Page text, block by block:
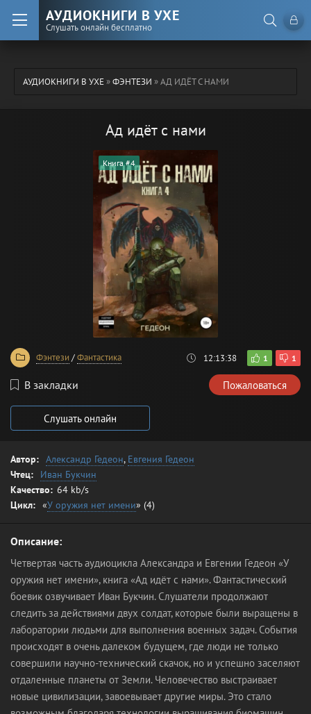
АУДИОКНИГИ В УХЕ
Слушать онлайн бесплатно
АУДИОКНИГИ В УХЕ»ФЭНТЕЗИ » АД ИДЁТ С НАМИ
Ад идёт с нами
Книга #4
Фэнтези /Фантастика 12:13:38 1 1
В закладки Пожаловаться
Слушать онлайн
Автор: Александр Гедеон, Евгения Гедеон
Чтец:
Иван Букчин
Качество: 64 kb/s
Цикл: «У оружия нет имени» (4)
Описание:
Четвертая часть аудиоцикла Александра и Евгении Гедеон «У
оружия нет имени», книга «Ад идёт с нами». Фантастический
боевик озвучивает Иван Букчин. Слушатели продолжают
следить за действиями двух солдат, которые были выращены в
лаборатории людьми для выполнения военных задач. События
происходят в очень далеком будущем, где люди не только
совершили научно-технический скачок, но и успешно заселяют
отдаленные планеты от Земли. Человечество выстраивает
новые цивилизации, завоевывает другие миры. Это стало